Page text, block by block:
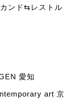
ンド⇆レストル
愛知
art 京